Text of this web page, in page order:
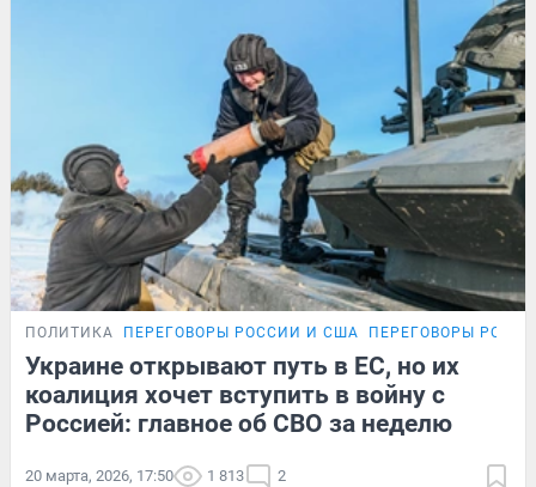
ПОЛИТИКА ПЕРЕГОВОРЫ РОССИИ И США ПЕРЕГОВОРЫ
Украине открывают путь в ЕС, но их
коалиция хочет вступить в войну с
Россией: главное об СВО за неделю
20 марта, 2026, 17:50 1 813 2